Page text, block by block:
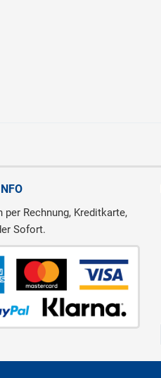
per Rechnung, Kreditkarte,
Sofort.